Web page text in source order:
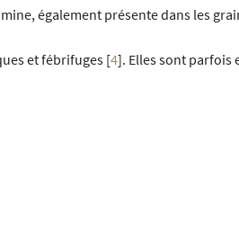
également présente dans les
et fébrifuges[4]. Elles sont parfois